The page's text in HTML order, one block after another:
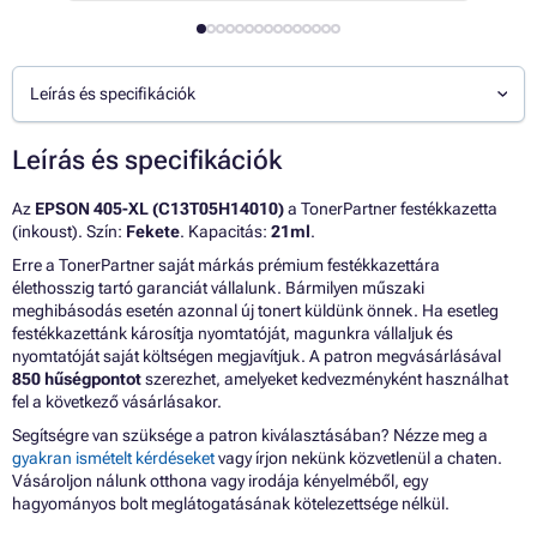
Leírás és specifikációk
Leírás és specifikációk
Az EPSON 405-XL (C13T05H14010)a TonerPartner festékkazetta
(inkoust). Szín: Fekete. Kapacitás: 21ml.
Erre a TonerPartner saját márkás prémium festékkazettára
élethosszig tartó garanciát vállalunk. Bármilyen műszaki
meghibásodás esetén azonnal új tonert küldünk önnek. Ha esetleg
festékkazettánk károsítja nyomtatóját, magunkra vállaljuk és
nyomtatóját saját költségen megjavítjuk. A patron megvásárlásával
850 hűségpontotszerezhet, amelyeket kedvezményként használhat
fel a következő vásárlásakor.
Segítségre van szüksége a patron kiválasztásában? Nézze meg a
gyakran ismételt kérdéseketvagy írjon nekünk közvetlenül a chaten.
Vásároljon nálunk otthona vagy irodája kényelméből, egy
hagyományos bolt meglátogatásának kötelezettsége nélkül.